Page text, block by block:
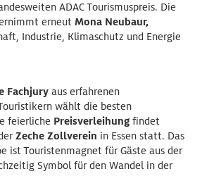
ADAC Tourismuspreis. Die
erneut Mona Neubaur,
Industrie, Klimaschutz und Energie
Fachjury aus erfahrenen
wählt die besten
feierliche Preisverleihungfindet
Zeche Zollverein in Essen statt. Das
ist Touristenmagnet für Gäste aus der
Symbol für den Wandel in der